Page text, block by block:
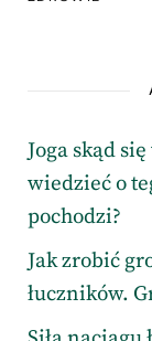
Joga skąd
wiedzieć o
pochodzi?
Jak zrobić
łuczników.